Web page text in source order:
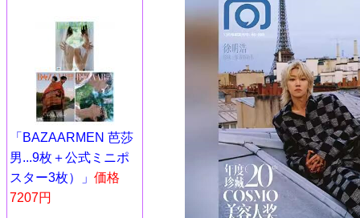
「BAZAARMEN 芭莎
男...9枚＋公式ミニポ
スター3枚）」 価格
7207円